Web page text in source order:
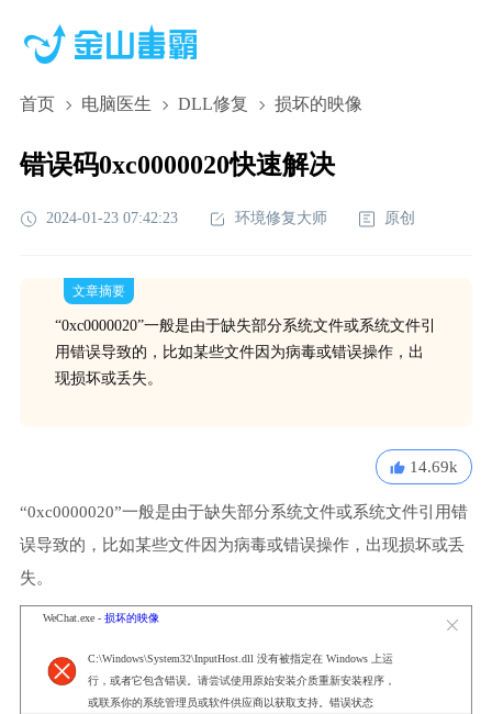
首页 电脑医生 DLL修复 损坏的映像
错误码0xc0000020快速解决
2024-01-23 07:42:23 环境修复大师 原创
文章摘要
“0xc0000020”一般是由于缺失部分系统文件或系统文件引
用错误导致的，比如某些文件因为病毒或错误操作，出
现损坏或丢失。
14.69k
“0xc0000020”一般是由于缺失部分系统文件或系统文件引用错
误导致的，比如某些文件因为病毒或错误操作，出现损坏或丢
失。
WeChat.exe - 损坏的映像
C:\Windows\System32\InputHost.dll 没有被指定在 Windows 上运
行，或者它包含错误。请尝试使用原始安装介质重新安装程序，
或联系你的系统管理员或软件供应商以获取支持。错误状态